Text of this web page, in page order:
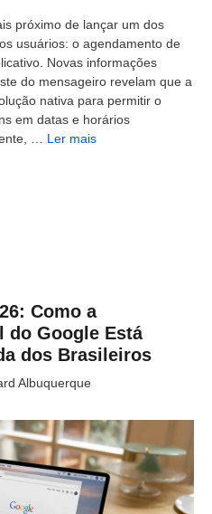
próximo de lançar um dos
usuários: o agendamento de
Novas informações
do mensageiro revelam que a
nativa para permitir o
em datas e horários
… Ler mais
Como a
do Google Está
dos Brasileiros
Albuquerque